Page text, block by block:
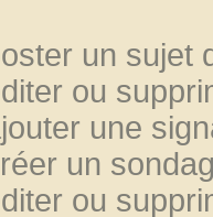
un sujet
ou
une
un
ou